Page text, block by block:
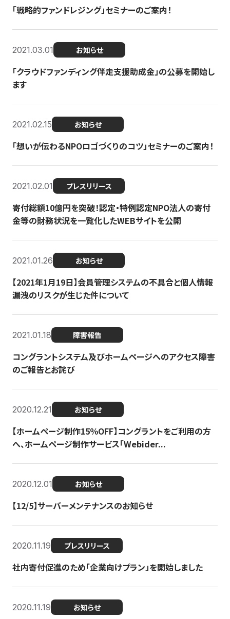
「戦略的ファンドレジング」セミナーのご案内！
2021.03.01 お知らせ
「クラウドファンディング伴走支援助成金」の公募を開始し
ます
2021.02.15 お知らせ
「想いが伝わるNPOロゴづくりのコツ」セミナーのご案内！
2021.02.01 プレスリリース
寄付総額10億円を突破！認定・特例認定NPO法人の寄付
金等の財務状況を一覧化したWEBサイトを公開
2021.01.26 お知らせ
【2021年1月19日】会員管理システムの不具合と個人情報
漏洩のリスクが生じた件について
2021.01.18 障害報告
コングラントシステム及びホームページへのアクセス障害
のご報告とお詫び
2020.12.21 お知らせ
【ホームページ制作15％OFF】コングラントをご利用の方
へ、ホームページ制作サービス「Webider...
2020.12.01 お知らせ
【12/5】サーバーメンテナンスのお知らせ
2020.11.19 プレスリリース
社内寄付促進のため「企業向けプラン」を開始しました
2020.11.19 お知らせ